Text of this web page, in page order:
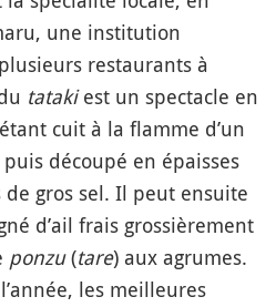
une institution
restaurants à
tatakiest un spectacle en
cuit à la flamme d’un
découpé en épaisses
de gros sel. Il peut ensuite
d’ail frais grossièrement
ponzu(tare) aux agrumes.
les meilleures